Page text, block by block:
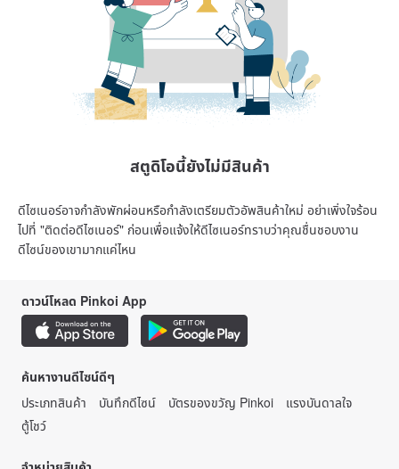
สตูดิโอนี้ยังไม่มีสินค้า
ดีไซเนอร์อาจกำลังพักผ่อนหรือกำลังเตรียมตัวอัพสินค้าใหม่ อย่าเพิ่งใจร้อน
ไปที่ "ติดต่อดีไซเนอร์" ก่อนเพื่อแจ้งให้ดีไซเนอร์ทราบว่าคุณชื่นชอบงาน
ดีไซน์ของเขามากแค่ไหน
ดาวน์โหลด Pinkoi App
ค้นหางานดีไซน์ดีๆ
ประเภทสินค้า
บันทึกดีไซน์ บัตรของขวัญ Pinkoi
แรงบันดาลใจ
ตู้โชว์